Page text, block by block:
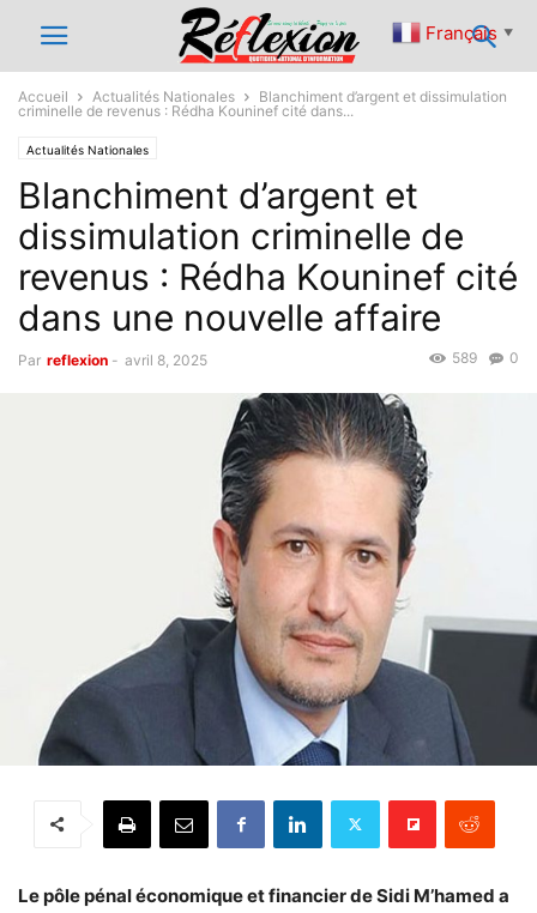
Accueil Actualités Nationales
Blanchiment d’argent et dissimulation
criminelle de revenus : Rédha Kouninef cité dans...
Actualités Nationales
Blanchiment d’argent et
dissimulation criminelle de
revenus : Rédha Kouninef cité
dans une nouvelle affaire
Par reflexion - avril 8, 2025 0
589
Le pôle pénal économique et financier de Sidi M’hamed a
Français ▼